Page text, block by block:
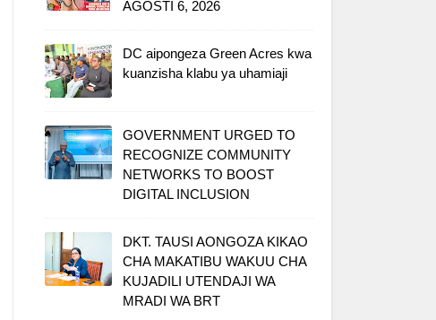
AGOSTI 6, 2026
DC aipongeza Green Acres kwa
kuanzisha klabu ya uhamiaji
GOVERNMENT URGED TO
RECOGNIZE COMMUNITY
NETWORKS TO BOOST
DIGITAL INCLUSION
DKT. TAUSI AONGOZA KIKAO
CHA MAKATIBU WAKUU CHA
KUJADILI UTENDAJI WA
MRADI WA BRT